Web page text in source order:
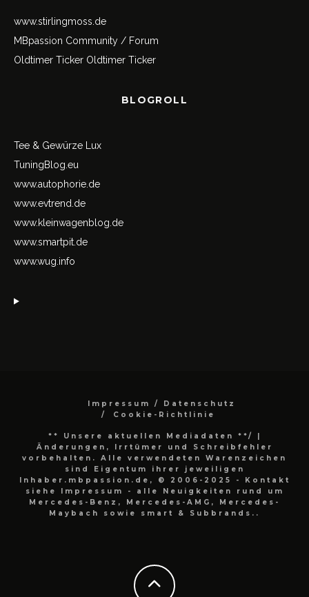
www.stirlingmoss.de
MBpassion Community / Forum
Oldtimer Ticker Oldtimer Ticker
BLOGROLL
Tee & Gewürze Lux
TuningBlog.eu
www.autophorie.de
www.evtrend.de
www.kleinwagenblog.de
www.smartpit.de
www.wug.info
Impressum / Datenschutz
Cookie-Richtlinie
** Unsere aktuellen Mediadaten **/
|
Änderungen, Irrtümer und Schreibfehler
vorbehalten. Alle verwendeten Warenzeichen
sind Eigentum ihrer jeweiligen
Inhaber.mbpassion.de, © 2006-2025 - Kontakt
siehe Impressum - alle Neuigkeiten rund um
Mercedes-Benz, Mercedes-AMG, Mercedes-
Maybach sowie smart & Subbrands..